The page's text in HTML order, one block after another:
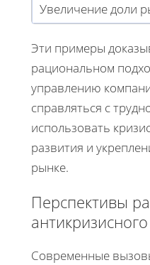
Увеличение доли
Эти примеры
рациональном
управлению
справляться с
использовать
развития и
рынке.
Перспективы
Современные